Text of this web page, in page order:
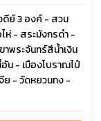
ดีย์ 3 องค์ - สวน
ห่ - สระมังกรดำ -
าพระจันทร์สีน้ำเงิน
อัน - เมืองโบราณไป๋
ย - วัดหยวนทง -